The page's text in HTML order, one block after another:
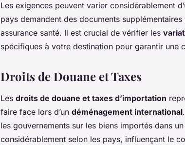
Les exigences peuvent varier considérablement
pays demandent des documents
assurance santé. Il est crucial de vérifier les
spécifiques à votre destination pour garantir une
Droits de Douane et Taxes
Les droits de douane et taxes d’importation
faire face lors d’un déménagement international
les gouvernements sur les biens importés dans
considérablement selon les pays, influençant le